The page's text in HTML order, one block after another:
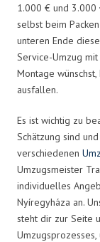
1.000 € und 3.000
selbst beim
unteren Ende
Service-Umzug
Montage
ausfallen.
Es ist wichtig zu
Schätzung sind
verschiedenen
Umzugsmeister
individuelles
Nyíregyháza an.
steht dir zur Seite